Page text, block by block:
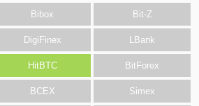
Bibox Bit-Z
DigiFinex LBank
HitBTC BitForex
BCEX Simex